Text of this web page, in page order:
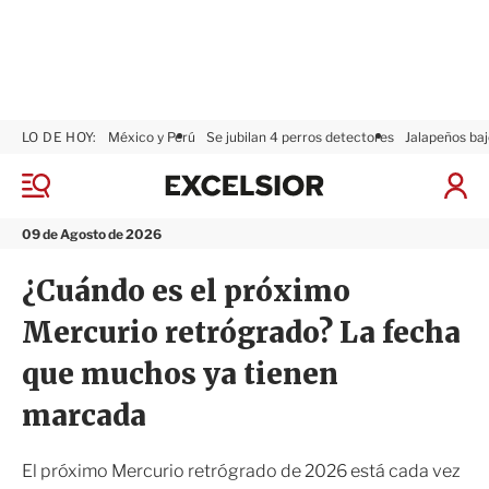
M
n
09 de Agosto de 2026
LO DE HOY: México y Perú Se jubilan 4 perros detectores Jalapeños
I
S
x
i
o
r
¿Cuándo es el próximo
Mercurio retrógrado? La fecha
que muchos ya tienen
marcada
El próximo Mercurio retrógrado de 2026 está cada vez